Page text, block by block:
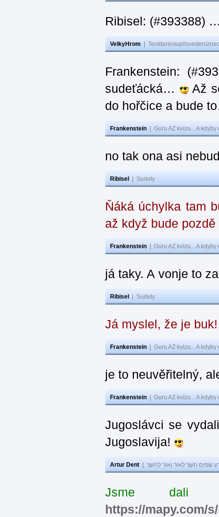
Ribisel: (#393388)
VelkyHrom
Frankenstein:
sudeťácká…
Až
do hořčice a bude
Frankenstein Guru AZ kvízu... A
no tak ona asi
Ribisel Sudety
Ňáká úchylka tam
až když bude pozdě
Frankenstein Guru AZ kvízu... A
já taky. A vonje to
Ribisel Sudety
Já myslel, že je
Frankenstein Guru AZ kvízu... A
je to neuvěřitelný,
Frankenstein Guru AZ kvízu... A
Jugoslávci se
Jugoslavija!
Artur Dent שָׂמִים חֹשֶׁךְ לְאוֹר וְאוֹר לְחֹשֶׁךְ
Jsme dali
https://mapy.com/